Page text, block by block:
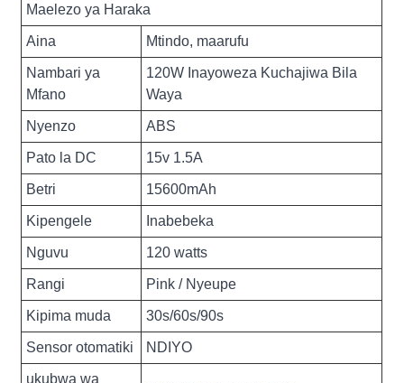
Maelezo ya Haraka
Aina Mtindo, maarufu
Nambari ya
Mfano
120W Inayoweza Kuchajiwa Bila
Waya
Nyenzo ABS
Pato la DC 15v 1.5A
Betri 15600mAh
Kipengele Inabebeka
Nguvu 120 watts
Rangi Pink / Nyeupe
Kipima muda 30s/60s/90s
Sensor otomatiki NDIYO
ukubwa wa